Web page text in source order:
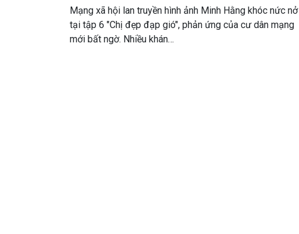
Mạng xã hội lan truyền hình ảnh Minh Hằng khóc nức nở
tại tập 6 "Chị đẹp đạp gió", phản ứng của cư dân mạng
mới bất ngờ. Nhiều khán…